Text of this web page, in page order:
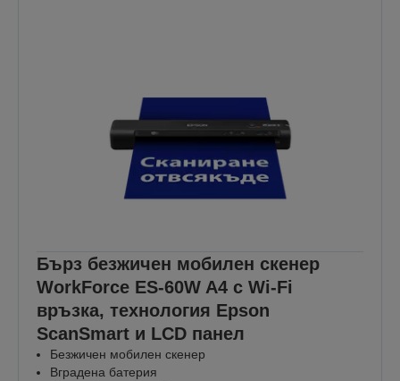
Бърз безжичен мобилен скенер
WorkForce ES-60W A4 с Wi-Fi
връзка, технология Epson
ScanSmart и LCD панел
Безжичен мобилен скенер
Вградена батерия